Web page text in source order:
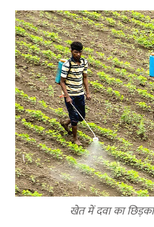
खेत में दवा का